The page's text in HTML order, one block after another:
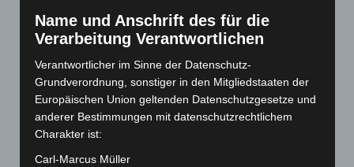
November 2023(130)
Oktober 2023(114)
September 2023(133)
August 2023(134)
Juli 2023
(118)
Juni 2023(142)
Mai 2023(139)
Name und Anschrift des für die
Verarbeitung Verantwortlichen
Verantwortlicher im Sinne der Datenschutz-
Grundverordnung, sonstiger in den Mitgliedstaaten der
Europäischen Union geltenden Datenschutzgesetze und
anderer Bestimmungen mit datenschutzrechtlichem
Charakter ist:
Carl-Marcus Müller